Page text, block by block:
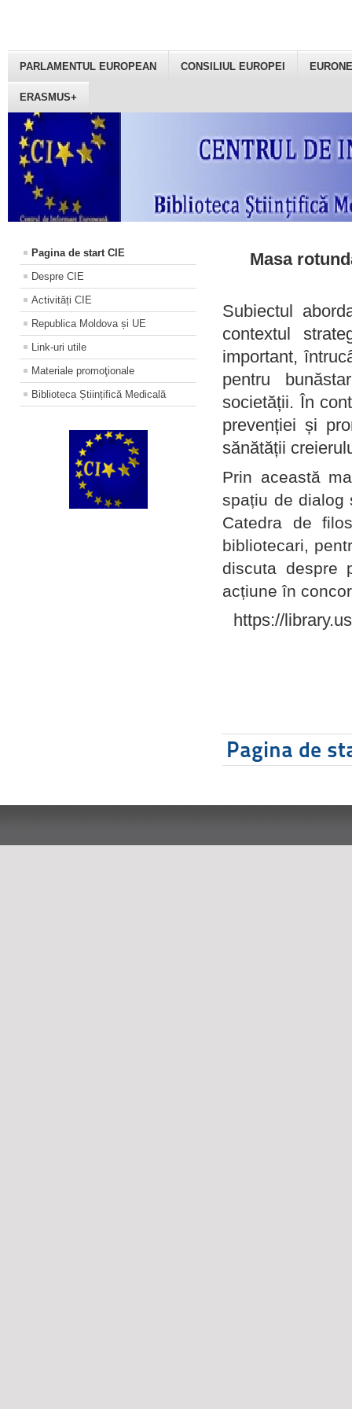
PARLAMENTUL EUROPEAN CONSILIUL EUROPEI
ERASMUS+
Pagina de start CIE
Despre CIE
Activități CIE
Republica Moldova și UE
Link-uri utile
Materiale promoţionale
Biblioteca Științifică Medicală
Masa
Subiectul
contextul
important,
pentru
societății. În
prevenției și
sănătății
Prin această
spațiu de dialog
Catedra de
bibliotecari,
discuta despre
acțiune în
https://
Pagina de